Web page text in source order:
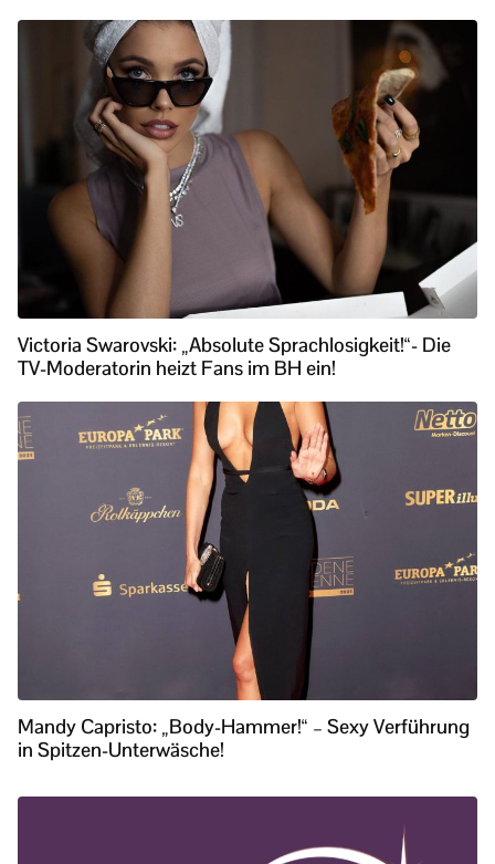
Victoria Swarovski: „Absolute Sprachlosigkeit!“- Die
TV-Moderatorin heizt Fans im BH ein!
Mandy Capristo: „Body-Hammer!“ – Sexy Verführung
in Spitzen-Unterwäsche!